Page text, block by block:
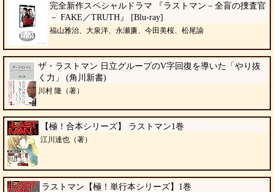
完全新作スペシャルドラマ 『ラストマン－全盲の捜査官
－ FAKE／TRUTH』 [Blu-ray]
福山雅治、大泉洋、永瀬廉、今田美桜、松尾諭
ザ・ラストマン 日立グループのV字回復を導いた「やり抜
く力」 (角川新書)
川村 隆（著）
【極！合本シリーズ】 ラストマン1巻
江川達也（著）
ラストマン【極！単行本シリーズ】1巻